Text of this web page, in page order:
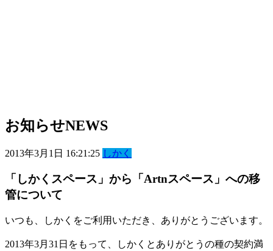
お知らせNEWS
2013年3月1日 16:21:25 しかく
「しかくスペース」から「Artnスペース」への移
管について
いつも、しかくをご利用いただき、ありがとうございます。
2013年3月31日をもって、しかくとありがとうの種の契約満